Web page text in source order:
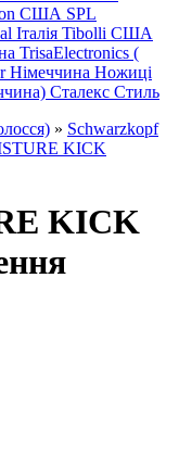
США SPL
Італія Tibolli США
TrisaElectronics (
Німеччина Ножиці
Сталекс Стиль
» Schwarzkopf
KICK
KICK